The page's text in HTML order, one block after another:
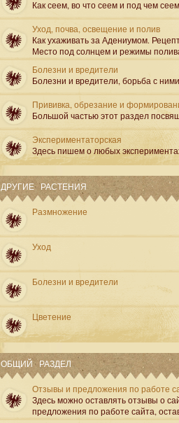
Как сеем, во что сеем и под чем
Уход, почва, освещение и полив
Как ухаживать за Адениумом.
Место под солнцем и режимы
Болезни и вредители
Болезни и вредители, борьба с
Прививка, обрезание и
Большой частью этот раздел
Экспериментаторская
Здесь пишем о любых
ДРУГИЕ РАСТЕНИЯ
Размножение
Уход
Болезни и вредители
Цветение
ОБЩИЙ РАЗДЕЛ
Отзывы и предложения по работе
Здесь можно оставлять отзывы о
предложения по работе сайта,